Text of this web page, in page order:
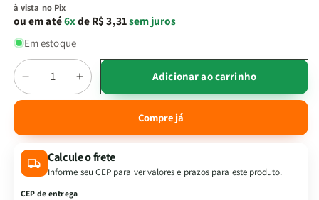
à vista no Pix
ou em até6xde R$ 3,31sem juros
Em estoque
Quantidade
Diminuir
a
Papéis
Avulsos
|
Machado
Aumentar
a
quantidade
Papéis
Avulsos
|
Adicionar ao carrinho
Compre já
Calcule o frete
Informe seu CEP para ver valores e prazos para este produto.
CEP de entrega